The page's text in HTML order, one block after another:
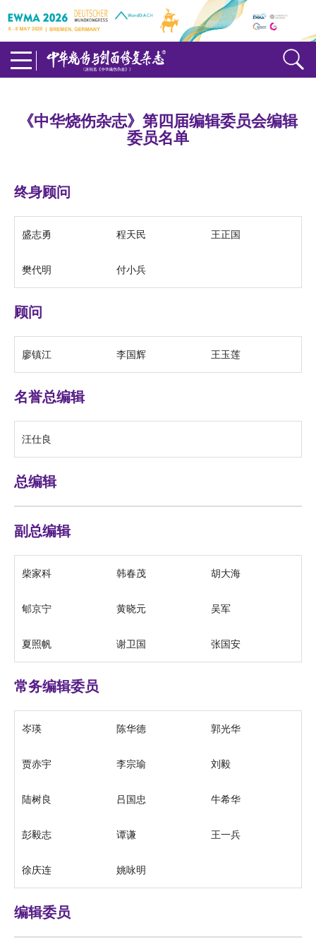
《中华烧伤杂志》第四届编辑委员会编辑
委员名单
终身顾问
盛志勇 程天民 王正国
樊代明 付小兵
顾问
廖镇江 李国辉 王玉莲
名誉总编辑
汪仕良
总编辑
副总编辑
柴家科 韩春茂 胡大海
郇京宁 黄晓元 吴军
夏照帆 谢卫国 张国安
常务编辑委员
岑瑛 陈华德 郭光华
贾赤宇 李宗瑜 刘毅
陆树良 吕国忠 牛希华
彭毅志 谭谦 王一兵
徐庆连 姚咏明
编辑委员